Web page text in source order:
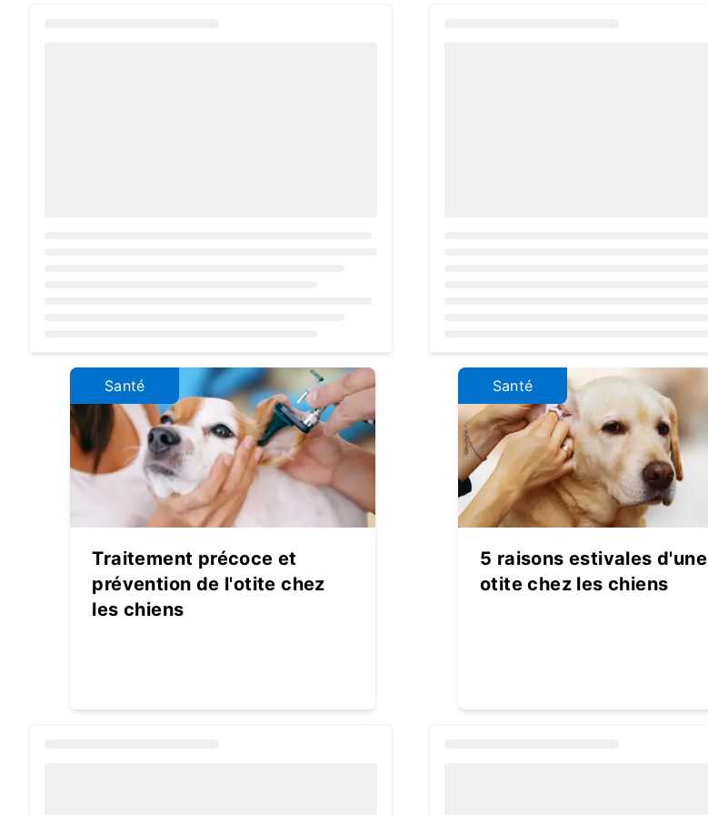
Santé
Traitement précoce et
prévention de l'otite chez
les chiens
Santé
5 raisons estivales d'une
otite chez les chiens